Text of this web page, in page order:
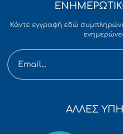
Κάντε εγγραφή εδώ
ΑΛΛΕΣ